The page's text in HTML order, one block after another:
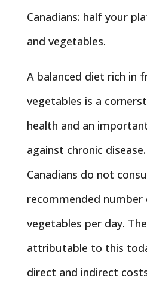
Canadians: half your
and vegetables.
A balanced diet rich in
vegetables is a
health and an
against chronic
Canadians do not
recommended
vegetables per day.
attributable to this
direct and indirect